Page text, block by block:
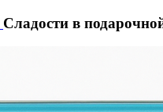
Сладости в